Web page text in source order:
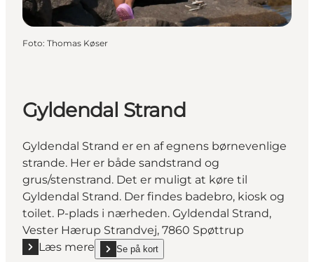
Foto: Thomas Køser
Gyldendal Strand
Gyldendal Strand er en af egnens børnevenlige
strande. Her er både sandstrand og
grus/stenstrand. Det er muligt at køre til
Gyldendal Strand. Der findes badebro, kiosk og
toilet. P-plads i nærheden. Gyldendal Strand,
Vester Hærup Strandvej, 7860 Spøttrup
Læs mere
Læs mere "Gyldendal Strand"
Se på kort
show Gyldendal Strand on_map